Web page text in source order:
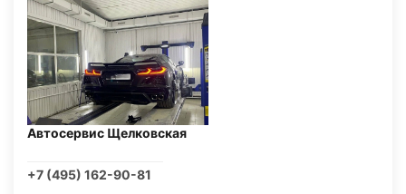
Автосервис Щелковская
+7 (495) 162-90-81